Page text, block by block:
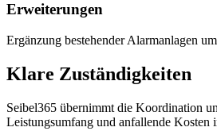
Erweiterungen
Ergänzung bestehender Alarmanlagen
Klare Zuständigkeiten
Seibel365 übernimmt die Koordination
Leistungsumfang und anfallende Kosten